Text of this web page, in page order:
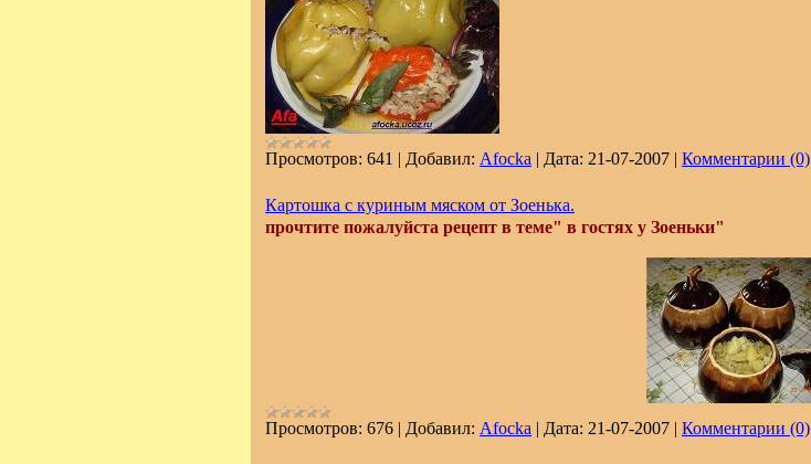
Просмотров: 641 | Добавил: Afocka | Дата: 21-07-2007 | Комментарии (0)
Картошка с куриным мяском от Зоенька.
прочтите пожалуйста рецепт в теме" в гостях у Зоеньки"
Просмотров: 676 | Добавил: Afocka | Дата: 21-07-2007 | Комментарии (0)